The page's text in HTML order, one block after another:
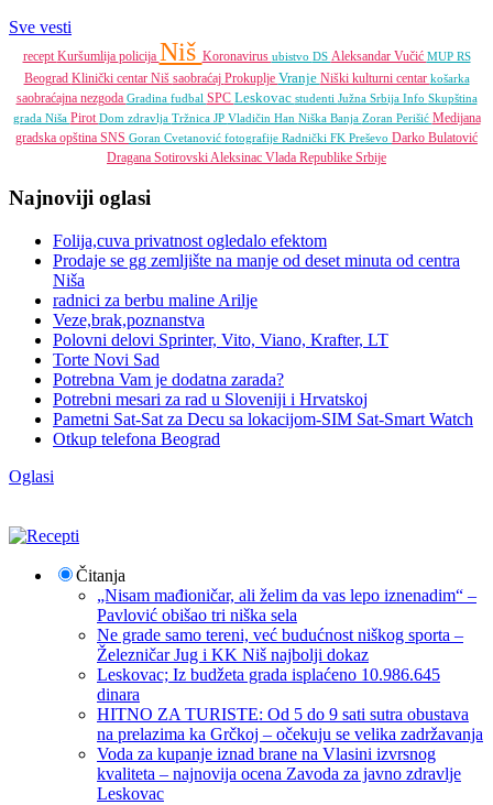
Sve vesti
recept Kuršumlija policija Niš Koronavirus ubistvo DS Aleksandar Vučić MUP RS
Beograd Klinički centar Niš saobraćaj Prokuplje Vranje Niški kulturni centar košarka
saobraćajna nezgoda Gradina fudbal SPC Leskovac studenti Južna Srbija Info Skupština
grada Niša Pirot Dom zdravlja Tržnica JP Vladičin Han Niška Banja Zoran Perišić Medijana
gradska opština SNS Goran Cvetanović fotografije Radnički FK Preševo Darko Bulatović
Dragana Sotirovski Aleksinac Vlada Republike Srbije
Najnoviji oglasi
Folija,cuva privatnost ogledalo efektom
Prodaje se gg zemljište na manje od deset minuta od centra
Niša
radnici za berbu maline Arilje
Veze,brak,poznanstva
Polovni delovi Sprinter, Vito, Viano, Krafter, LT
Torte Novi Sad
Potrebna Vam je dodatna zarada?
Potrebni mesari za rad u Sloveniji i Hrvatskoj
Pametni Sat-Sat za Decu sa lokacijom-SIM Sat-Smart Watch
Otkup telefona Beograd
Oglasi
Čitanja
„Nisam mađioničar, ali želim da vas lepo iznenadim“ –
Pavlović obišao tri niška sela
Ne grade samo tereni, već budućnost niškog sporta –
Železničar Jug i KK Niš najbolji dokaz
Leskovac; Iz budžeta grada isplaćeno 10.986.645
dinara
HITNO ZA TURISTE: Od 5 do 9 sati sutra obustava
na prelazima ka Grčkoj – očekuju se velika zadržavanja
Voda za kupanje iznad brane na Vlasini izvrsnog
kvaliteta – najnovija ocena Zavoda za javno zdravlje
Leskovac